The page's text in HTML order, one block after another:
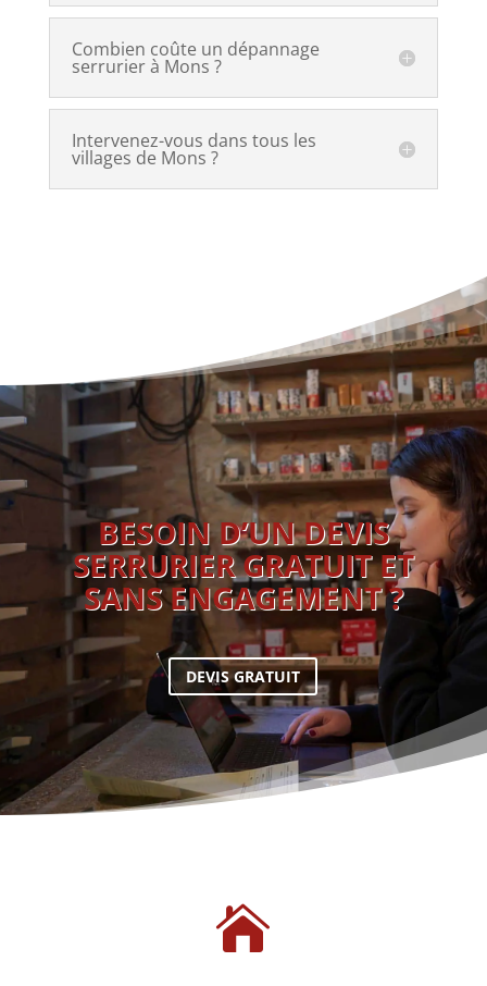
Combien coûte un dépannage
serrurier à Mons ?
Intervenez-vous dans tous les
villages de Mons ?
BESOIN D’UN DEVIS
SERRURIER GRATUIT ET
SANS ENGAGEMENT ?
DEVIS GRATUIT
